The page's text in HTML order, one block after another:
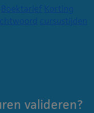
Boektarief Korting
cursustijden
valideren?